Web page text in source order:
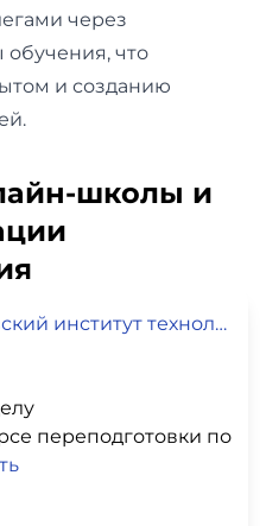
через
что
и созданию
школы и
Московский институт технологий и управления
переподготовки по